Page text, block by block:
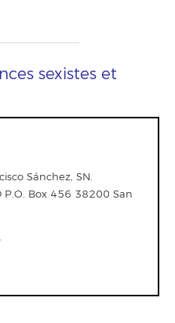
sexistes et
Sánchez, SN.
P.O. Box 456 38200 San